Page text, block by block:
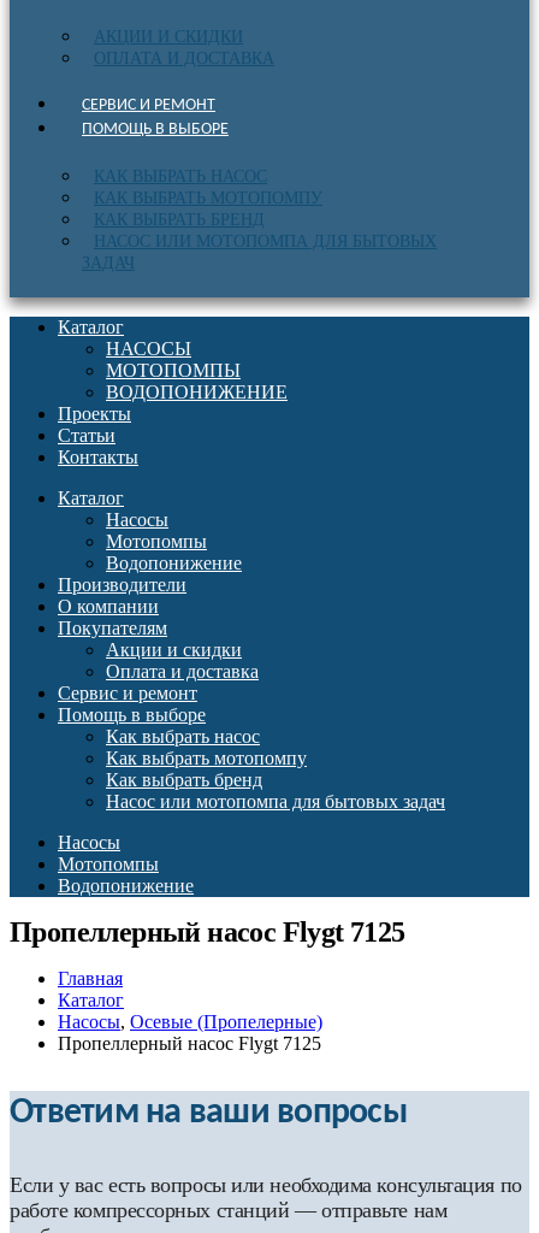
АКЦИИ И СКИДКИ
ОПЛАТА И ДОСТАВКА
СЕРВИС И РЕМОНТ
ПОМОЩЬ В ВЫБОРЕ
КАК ВЫБРАТЬ НАСОС
КАК ВЫБРАТЬ МОТОПОМПУ
КАК ВЫБРАТЬ БРЕНД
НАСОС ИЛИ МОТОПОМПА ДЛЯ БЫТОВЫХ
ЗАДАЧ
Каталог
НАСОСЫ
МОТОПОМПЫ
ВОДОПОНИЖЕНИЕ
Проекты
Статьи
Контакты
Каталог
Насосы
Мотопомпы
Водопонижение
Производители
О компании
Покупателям
Акции и скидки
Оплата и доставка
Сервис и ремонт
Помощь в выборе
Как выбрать насос
Как выбрать мотопомпу
Как выбрать бренд
Насос или мотопомпа для бытовых задач
Насосы
Мотопомпы
Водопонижение
Пропеллерный насос Flygt 7125
Главная
Каталог
Насосы, Осевые (Пропелерные)
Пропеллерный насос Flygt 7125
Ответим на ваши вопросы
Если у вас есть вопросы или необходима консультация по
работе компрессорных станций — отправьте нам